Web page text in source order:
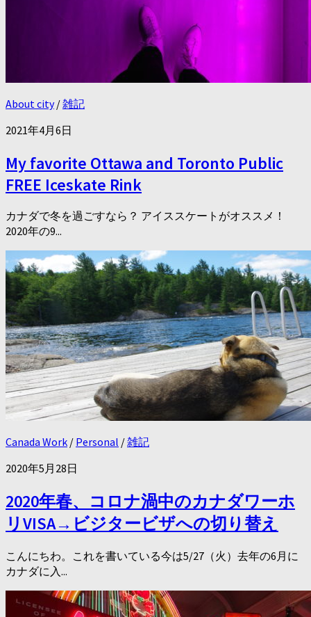
About city/雑記
2021年4月6日
My favorite Ottawa and Toronto Public
FREE Iceskate Rink
カナダで冬を過ごすなら？ アイススケートがオススメ！
2020年の9...
Canada Work / Personal /雑記
2020年5月28日
2020年春、コロナ渦中のカナダワーホ
リVISA→ビジタービザへの切り替え
こんにちわ。これを書いている今は5/27（火）去年の6月に
カナダに入...